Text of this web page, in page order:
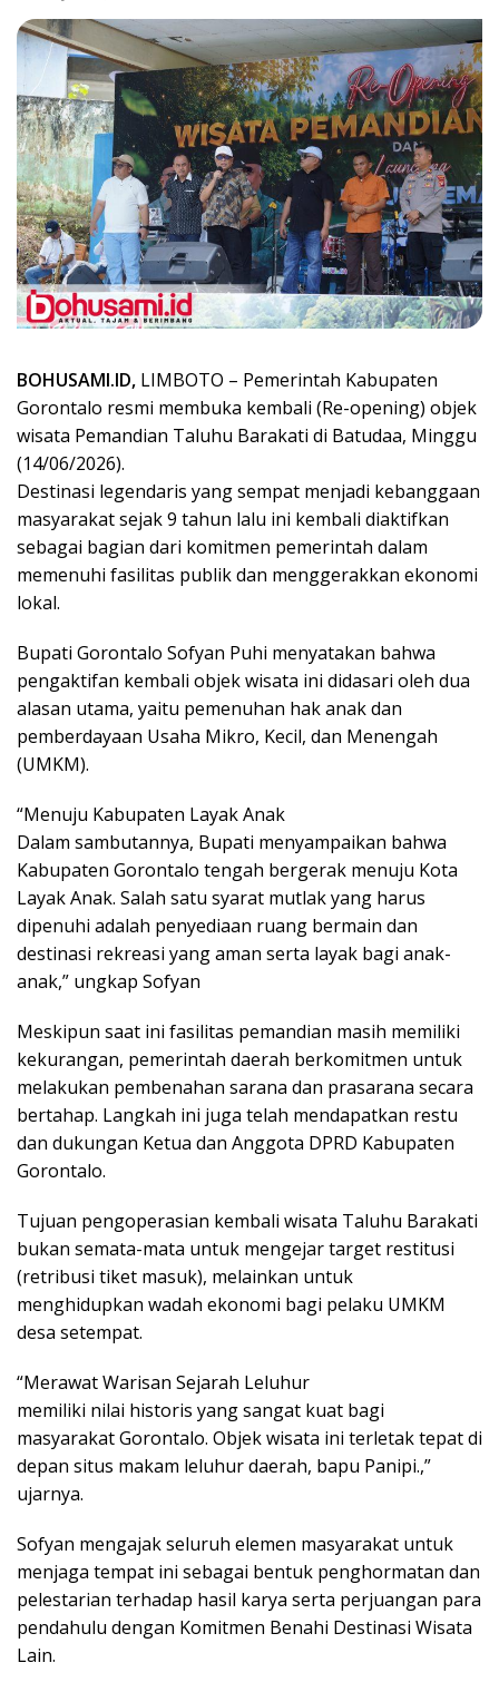
BOHUSAMI.ID, LIMBOTO – Pemerintah Kabupaten
Gorontalo resmi membuka kembali (Re-opening) objek
wisata Pemandian Taluhu Barakati di Batudaa, Minggu
(14/06/2026).
Destinasi legendaris yang sempat menjadi kebanggaan
masyarakat sejak 9 tahun lalu ini kembali diaktifkan
sebagai bagian dari komitmen pemerintah dalam
memenuhi fasilitas publik dan menggerakkan ekonomi
lokal.
​Bupati Gorontalo Sofyan Puhi menyatakan bahwa
pengaktifan kembali objek wisata ini didasari oleh dua
alasan utama, yaitu pemenuhan hak anak dan
pemberdayaan Usaha Mikro, Kecil, dan Menengah
(UMKM).
“​Menuju Kabupaten Layak Anak
​Dalam sambutannya, Bupati menyampaikan bahwa
Kabupaten Gorontalo tengah bergerak menuju Kota
Layak Anak. Salah satu syarat mutlak yang harus
dipenuhi adalah penyediaan ruang bermain dan
destinasi rekreasi yang aman serta layak bagi anak-
anak,” ungkap Sofyan
​Meskipun saat ini fasilitas pemandian masih memiliki
kekurangan, pemerintah daerah berkomitmen untuk
melakukan pembenahan sarana dan prasarana secara
bertahap. Langkah ini juga telah mendapatkan restu
dan dukungan Ketua dan Anggota DPRD Kabupaten
Gorontalo.
Tujuan pengoperasian kembali wisata Taluhu Barakati
bukan semata-mata untuk mengejar target restitusi
(retribusi tiket masuk), melainkan untuk
menghidupkan wadah ekonomi bagi pelaku UMKM
desa setempat.
“Merawat Warisan Sejarah Leluhur
memiliki nilai historis yang sangat kuat bagi
masyarakat Gorontalo. Objek wisata ini terletak tepat di
depan situs makam leluhur daerah, bapu Panipi.,”
ujarnya.
Sofyan mengajak seluruh elemen masyarakat untuk
menjaga tempat ini sebagai bentuk penghormatan dan
pelestarian terhadap hasil karya serta perjuangan para
pendahulu dengan ​Komitmen Benahi Destinasi Wisata
Lain.